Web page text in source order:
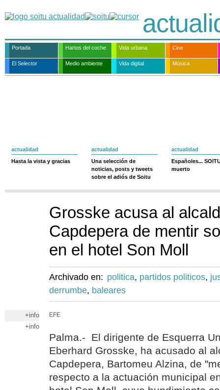
Portada Hartos del coche Vida urbana Cine
El Selector Medio ambiente Vida digital Música
actualidad
Hasta la vista y gracias
actualidad
Una selección de
noticias, posts y tweets
sobre el adiós de Soitu
actualidad
Españoles...
muerto
Grosske acusa al
Capdepera de mentir
en el hotel Son Moll
Archivado en: politica, partidos politicos,
derrumbe, baleares
+info
+info
EFE
Palma.- El dirigente de Esquerra
Eberhard Grosske, ha acusado al
Capdepera, Bartomeu Alzina, de
respecto a la actuación municipal